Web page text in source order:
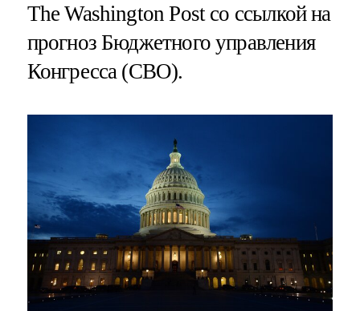
The Washington Post со ссылкой на
прогноз Бюджетного управления
Конгресса (CBO).